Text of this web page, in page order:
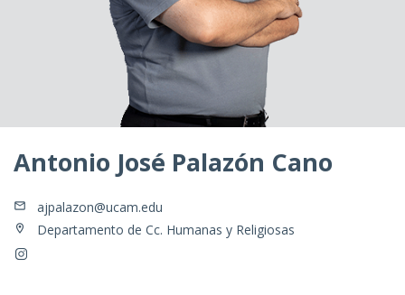
Antonio José Palazón Cano
ajpalazon@ucam.edu
Departamento de Cc. Humanas y Religiosas